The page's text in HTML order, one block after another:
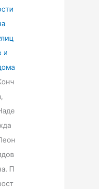
и
П